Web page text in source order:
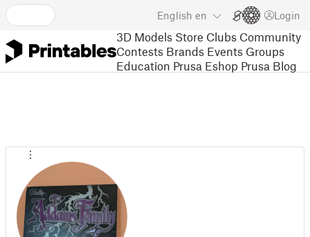
English en Login
3D Models Store Clubs Community
Contests Brands Events Groups
Education Prusa Eshop Prusa Blog